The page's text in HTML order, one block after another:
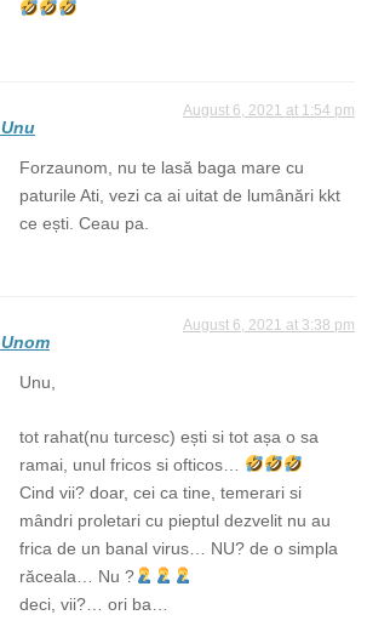
Unu
August 6, 2021 at 1:54 pm
Forzaunom, nu te lasă baga mare cu
paturile Ati, vezi ca ai uitat de lumânări kkt
ce ești. Ceau pa.
Unom
August 6, 2021 at 3:38 pm
Unu,
tot rahat(nu turcesc) ești si tot așa o sa
ramai, unul fricos si ofticos…
Cind vii? doar, cei ca tine, temerari si
mândri proletari cu pieptul dezvelit nu au
frica de un banal virus… NU? de o simpla
răceala… Nu ?
deci, vii?… ori ba…